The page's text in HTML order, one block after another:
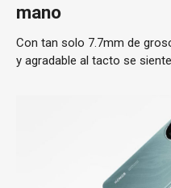
mano
Con tan solo 7.7mm de
y agradable al tacto se